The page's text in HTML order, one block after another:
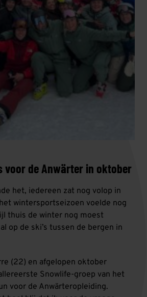
voor de Anwärter in oktober
het, iedereen zat nog volop in
wintersportseizoen voelde nog
thuis de winter nog moest
op de ski’s tussen de bergen in
(22) en afgelopen oktober
Snowlife-groep van het
voor de Anwärteropleiding.